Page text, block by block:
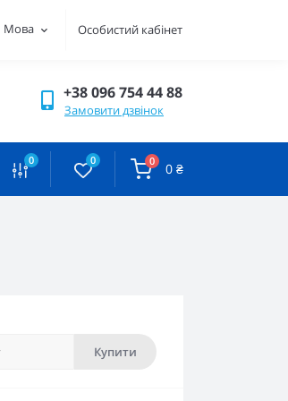
Мова Особистий кабінет
+38 096 754 44 88
Замовити дзвінок
0 0 0 0 ₴
Купити